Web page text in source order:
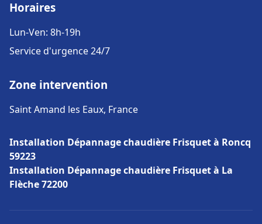
Horaires
Lun-Ven: 8h-19h
Service d'urgence 24/7
Zone intervention
Saint Amand les Eaux, France
Installation Dépannage chaudière Frisquet à Roncq
59223
Installation Dépannage chaudière Frisquet à La
Flèche 72200